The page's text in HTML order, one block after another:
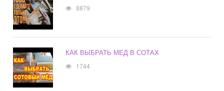
8879
КАК ВЫБРАТЬ МЕД В СОТАХ
1744